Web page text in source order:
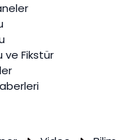
ve Fikstür